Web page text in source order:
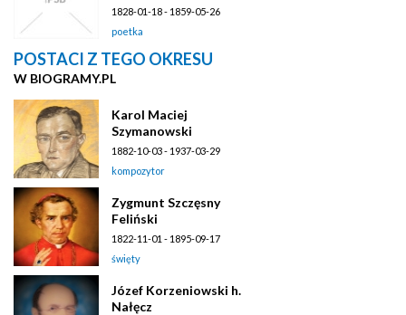
1828-01-18 - 1859-05-26
poetka
POSTACI Z TEGO OKRESU
W BIOGRAMY.PL
Karol Maciej
Szymanowski
1882-10-03 - 1937-03-29
kompozytor
Zygmunt Szczęsny
Feliński
1822-11-01 - 1895-09-17
święty
Józef Korzeniowski h.
Nałęcz